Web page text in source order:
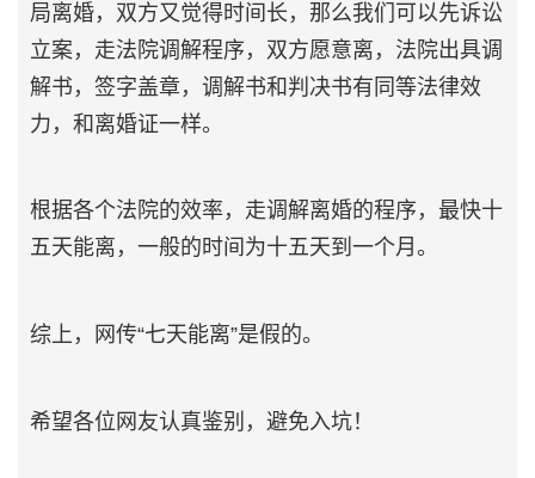
局离婚，双方又觉得时间长，那么我们可以先诉讼
立案，走法院调解程序，双方愿意离，法院出具调
解书，签字盖章，调解书和判决书有同等法律效
力，和离婚证一样。
根据各个法院的效率，走调解离婚的程序，最快十
五天能离，一般的时间为十五天到一个月。
综上，网传“七天能离”是假的。
希望各位网友认真鉴别，避免入坑！